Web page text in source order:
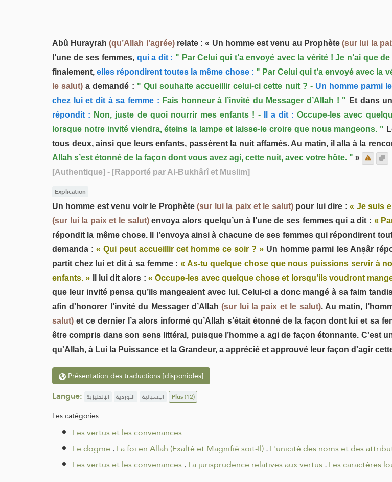
Abû Hurayrah(qu’Allah l’agrée)relate : « Un homme est venu au Prophète(sur lui la
l’une de ses femmes,qui a dit : " Par Celui qui t’a envoyé avec la vérité ! Je n’ai que de
finalement, elles répondirent toutes la même chose : " Par Celui qui t’a envoyé avec la
le salut) a demandé : " Qui souhaite accueillir celui-ci cette nuit ? -Un homme parmi
chez lui et dit à sa femme : Fais honneur à l’invité du Messager d’Allah ! " Et dans
répondit : Non, juste de quoi nourrir mes enfants ! -Il a dit : Occupe-les avec
lorsque notre invité viendra, éteins la lampe et laisse-le croire que nous mangeons. "
tous deux, ainsi que leurs enfants, passèrent la nuit affamés. Au matin, il alla à la
Allah s’est étonné de la façon dont vous avez agi, cette nuit, avec votre hôte. " »
[Authentique] - [Rapporté par Al-Bukhârî et Muslim]
Explication
Un homme est venu voir le Prophète(sur lui la paix et le salut)pour lui dire :« Je suis
(sur lui la paix et le salut)envoya alors quelqu’un à l’une de ses femmes qui a dit : «
répondit la même chose. Il l’envoya ainsi à chacune de ses femmes qui répondirent
demanda :« Qui peut accueillir cet homme ce soir ? » Un homme parmi les Anṣâr
partit chez lui et dit à sa femme :« As-tu quelque chose que nous puissions servir à
enfants. » Il lui dit alors :« Occupe-les avec quelque chose et lorsqu’ils voudront
que leur invité pensa qu’ils mangeaient avec lui. Celui-ci a donc mangé à sa faim
afin d'honorer l’invité du Messager d’Allah(sur lui la paix et le salut). Au matin,
salut) et ce dernier l’a alors informé qu’Allah s’était étonné de la façon dont lui et sa
être compris dans son sens littéral, puisque l’homme a agi de façon étonnante. C'est
qu'Allah, à Lui la Puissance et la Grandeur, a apprécié et approuvé leur façon d'agir
Présentation des traductions [disponibles]
Langue: الإنجليزية الأوردية الإسبانية Plus(12)
Les catégories
Les vertus et les convenances
Le dogme .La foi en Allah (Exalté et Magnifié soit-Il).L'unicité des noms et des
Les vertus et les convenances.La jurisprudence relatives aux vertus.Les caractères